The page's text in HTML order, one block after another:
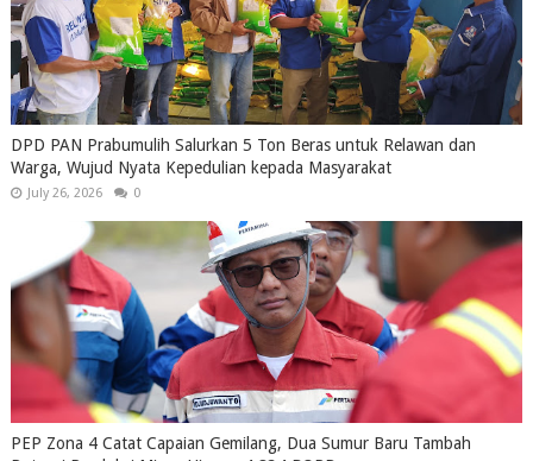
DPD PAN Prabumulih Salurkan 5 Ton Beras untuk Relawan dan
Warga, Wujud Nyata Kepedulian kepada Masyarakat
July 26, 2026 0
PEP Zona 4 Catat Capaian Gemilang, Dua Sumur Baru Tambah